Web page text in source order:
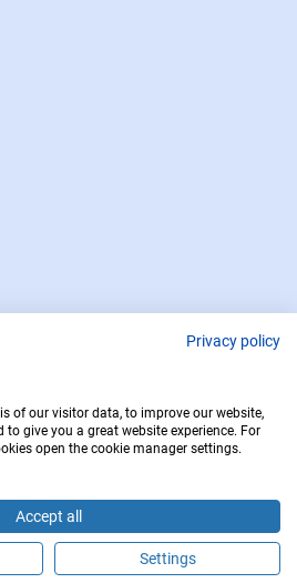
einen Termin
WENDEN SIE SICH AN : 112
Privacy policy
of our visitor data, to improve our website,
give you a great website experience. For
open the cookie manager settings.
Accept all
Settings